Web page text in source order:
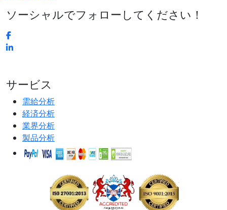
ソーシャルでフォローしてください！
サービス
需給分析
経済分析
業界分析
製品分析